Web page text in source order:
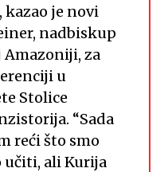
je novi
nadbiskup
Amazoniji, za
u
Stolice
“Sada
reći što smo
učiti, ali Kurija